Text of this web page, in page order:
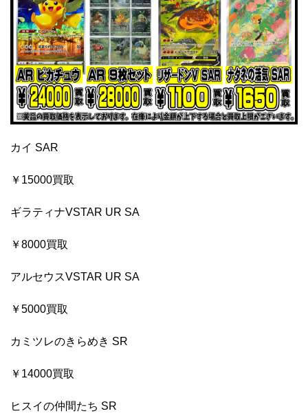
カイ SAR
￥15000買取
ギラティナVSTAR UR SA
￥8000買取
アルセウスVSTAR UR SA
￥5000買取
カミツレのきらめき SR
￥14000買取
ヒスイの仲間たち SR